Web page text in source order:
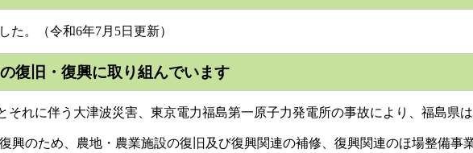
。（令和6年7月5日更新）
復旧・復興に取り組んでいます
れに伴う大津波災害、東京電力福島第一原子力発電所の事故により、福島県は
のため、農地・農業施設の復旧及び復興関連の補修、復興関連のほ場整備事